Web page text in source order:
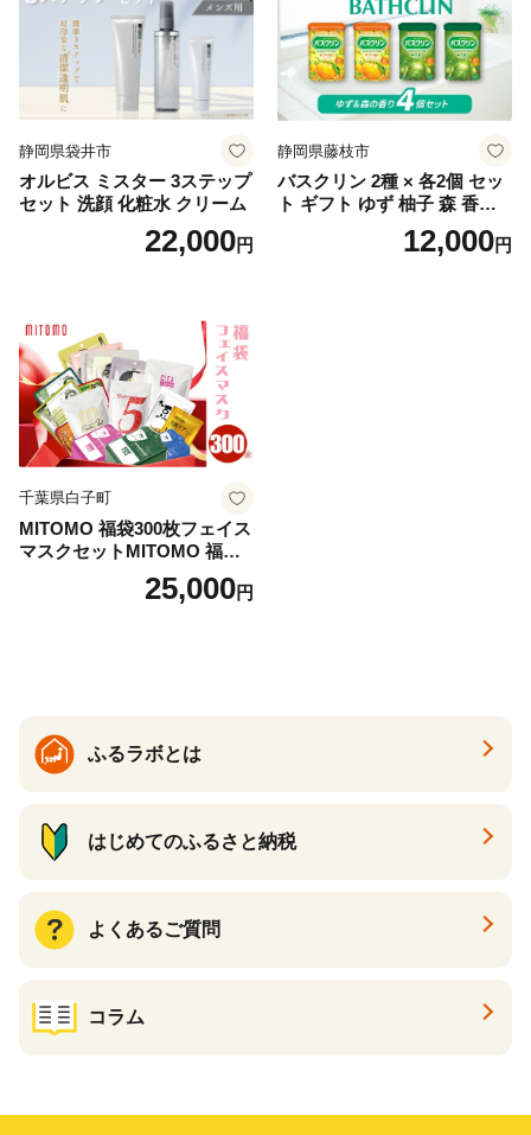
静岡県袋井市
オルビス ミスター 3ステップ
セット 洗顔 化粧水 クリーム
22,000円
静岡県藤枝市
バスクリン 2種 × 各2個 セッ
ト ギフト ゆず 柚子 森 香り
日用品 お風呂 バス用品 温活
アロマ 香り まとめ買い静岡
12,000円
千葉県白子町
MITOMO 福袋300枚フェイス
マスクセットMITOMO 福袋3
00枚フェイスマスクセット
ふるさと納税 パック ファイ
25,000円
ふるラボとは
はじめてのふるさと納税
よくあるご質問
コラム